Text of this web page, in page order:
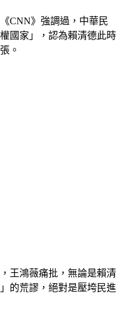
CNN》強調過，中華民
國家」，認為賴清德此時
。
王鴻薇痛批，無論是賴清
的荒謬，絕對是壓垮民進